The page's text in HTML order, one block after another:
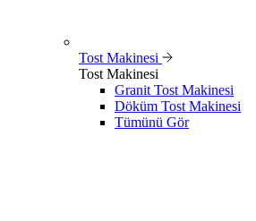
Tost Makinesi
Tost Makinesi
Granit Tost Makinesi
Döküm Tost Makinesi
Tümünü Gör